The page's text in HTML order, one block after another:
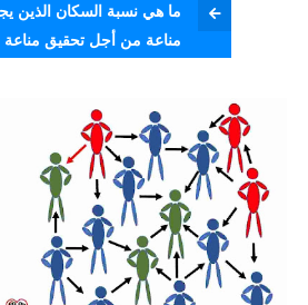
ما هي نسبة السكان الذين
مناعة من أجل تحقيق مناعة